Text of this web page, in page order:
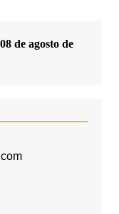
de agosto de